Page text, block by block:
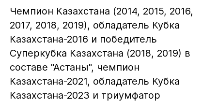
Чемпион Казахстана (2014, 2015, 2016,
2017, 2018, 2019), обладатель Кубка
Казахстана-2016 и победитель
Суперкубка Казахстана (2018, 2019) в
составе "Астаны", чемпион
Казахстана-2021, обладатель Кубка
Казахстана-2023 и триумфатор